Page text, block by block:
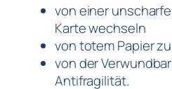
von einer
Karte wechseln
von totem Papier
von der
Antifragilität.